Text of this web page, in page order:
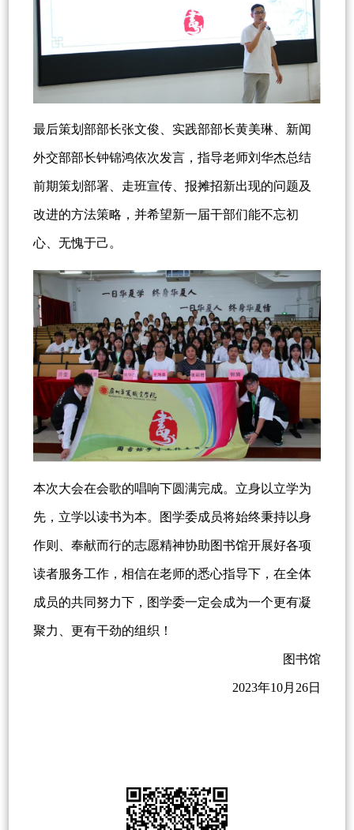
最后策划部部长张文俊、实践部部长黄美琳、新闻
外交部部长钟锦鸿依次发言，指导老师刘华杰总结
前期策划部署、走班宣传、报摊招新出现的问题及
改进的方法策略，并希望新一届干部们能不忘初
心、无愧于己。
本次大会在会歌的唱响下圆满完成。立身以立学为
先，立学以读书为本。图学委成员将始终秉持以身
作则、奉献而行的志愿精神协助图书馆开展好各项
读者服务工作，相信在老师的悉心指导下，在全体
成员的共同努力下，图学委一定会成为一个更有凝
聚力、更有干劲的组织！
图书馆
2023年10月26日